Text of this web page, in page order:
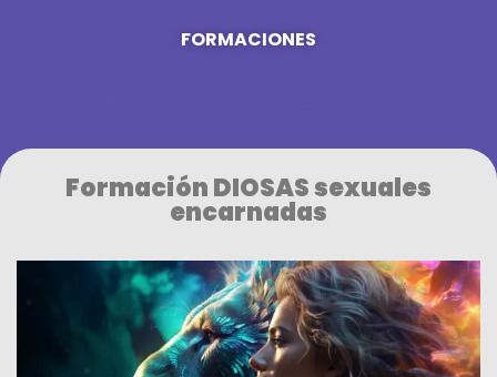
FORMACIONES
Formación DIOSAS sexuales
encarnadas